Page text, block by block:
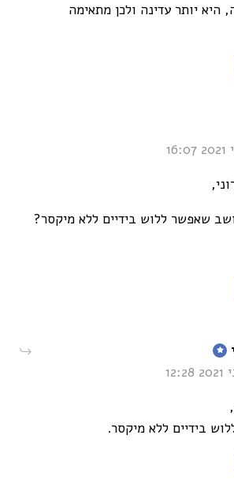
היא יותר עדינה ולכן מתאימה
שאפשר ללוש בידיים ללא מיקסר?
says:
בידיים ללא מיקסר.